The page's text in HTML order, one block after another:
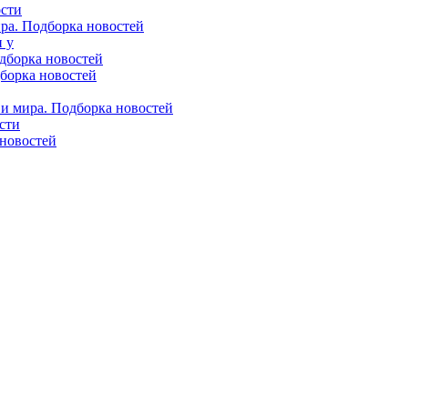
Подборка новостей
у
новостей
новостей
мира. Подборка новостей